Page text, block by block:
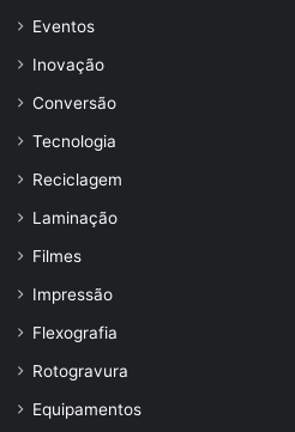
Eventos
Inovação
Conversão
Tecnologia
Reciclagem
Laminação
Filmes
Impressão
Flexografia
Rotogravura
Equipamentos